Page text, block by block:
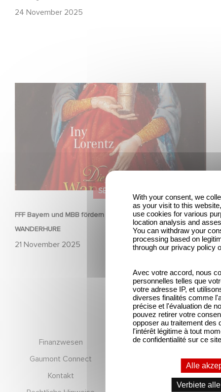
24 November 2025
SERIEN
FFF Bayern und MBB fördern neues Gaumont Projekt DIE
WANDERHURE
21 November 2025
FFF Bayern und MBB fördern neues Gaumont Projekt DIE
WANDERHURE
Finanzwesen
Führungsteam
Gaumont Connect
Kontakt
RGPD
With your consent, we
as your visit to this
use cookies for various
location analysis and
You can withdraw your
processing based on
through our privacy policy
Avec votre accord, nous
personnelles telles que
votre adresse IP, et
diverses finalités comme
précise et l'évaluation de
pouvez retirer votre
opposer au traitement des
l'intérêt légitime à tout
de confidentialité sur ce
Alle
Verbiete